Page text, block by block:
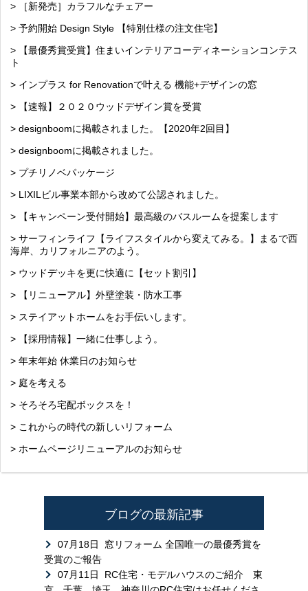
> ［新発売］カラフルなチェアー
> 予約開始 Design Style 【特別仕様の注文住宅】
> 【最優秀賞受賞】住まいインテリアコーディネーションコンテス
ト
> インプラス for Renovationで叶える 機能+デザインの窓
> 【速報】２０２０ウッドデザイン賞を受賞
> designboomに掲載されました。【2020年2回目】
> designboomに掲載されました。
> プチリノベパッケージ
> LIXILビル事業本部から改めて公認されました。
> 【キャンペーン受付開始】最高級のバスルームを提案します
> サーフィンライフ【ライフスタイルから変えてみる。】まるで西
海岸、カリフォルニアのよう。
> ウッドデッキを更に快適に【セット割引】
> 【リニューアル】外壁塗装・防水工事
> ステイアットホームをお手伝いします。
> 【採用情報】一緒に仕事しよう。
> 年末年始 休業日のお知らせ
> 庭を考える
> そろそろ宅配ボックスを！
> これからの時代の新しいリフォーム
> ホームページリニューアルのお知らせ
ブログの最新記事
07月18日
窓リフォーム 全国唯一の最優秀賞を
受賞のご報告
07月11日
RC住宅・モデルハウスのご紹介 東